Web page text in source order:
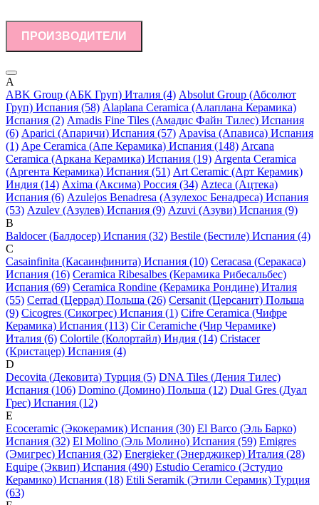
ПРОИЗВОДИТЕЛИ
A
ABK Group (АБК Груп) Италия (4) Absolut Group (Абсолют
Груп) Испания (58) Alaplana Ceramica (Алаплана Керамика)
Испания (2) Amadis Fine Tiles (Амадис Файн Тилес) Испания
(6) Aparici (Апаричи) Испания (57) Apavisa (Апависа) Испания
(1) Ape Ceramica (Апе Керамика) Испания (148) Arcana
Ceramica (Аркана Керамика) Испания (19) Argenta Ceramica
(Аргента Керамика) Испания (51) Art Ceramic (Арт Керамик)
Индия (14) Axima (Аксима) Россия (34) Azteca (Ацтека)
Испания (6) Azulejos Benadresa (Азулехос Бенадреса) Испания
(53) Azulev (Азулев) Испания (9) Azuvi (Азуви) Испания (9)
B
Baldocer (Балдосер) Испания (32) Bestile (Бестиле) Испания (4)
C
Casainfinita (Касаинфинита) Испания (10) Ceracasa (Серакаса)
Испания (16) Ceramica Ribesalbes (Керамика Рибесальбес)
Испания (69) Ceramica Rondine (Керамика Рондине) Италия
(55) Cerrad (Церрад) Польша (26) Cersanit (Церсанит) Польша
(9) Cicogres (Сикогрес) Испания (1) Cifre Ceramica (Чифре
Керамика) Испания (113) Cir Ceramiche (Чир Черамике)
Италия (6) Colortile (Колортайл) Индия (14) Cristacer
(Кристацер) Испания (4)
D
Decovita (Дековита) Турция (5) DNA Tiles (Дения Тилес)
Испания (106) Domino (Домино) Польша (12) Dual Gres (Дуал
Грес) Испания (12)
E
Ecoceramic (Экокерамик) Испания (30) El Barco (Эль Барко)
Испания (32) El Molino (Эль Молино) Испания (59) Emigres
(Эмигрес) Испания (32) Energieker (Энерджикер) Италия (28)
Equipe (Эквип) Испания (490) Estudio Ceramico (Эстудио
Керамико) Испания (18) Etili Seramik (Этили Серамик) Турция
(63)